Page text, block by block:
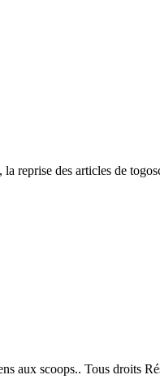
reprise des articles de
aux scoops.. Tous droits